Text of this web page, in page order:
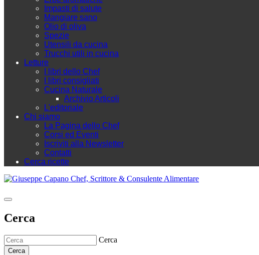
Impasti di salute
Mangiare sano
Olio di oliva
Spezie
Utensili da cucina
Trucchi utili in cucina
Letture
I libri dello Chef
I libri consigliati
Cucina Naturale
Archivio Articoli
L'editoriale
Chi siamo
La Pagina dello Chef
Corsi ed Eventi
Iscriviti alla Newsletter
Contatti
Cerca ricette
Cerca
Cerca
Cerca